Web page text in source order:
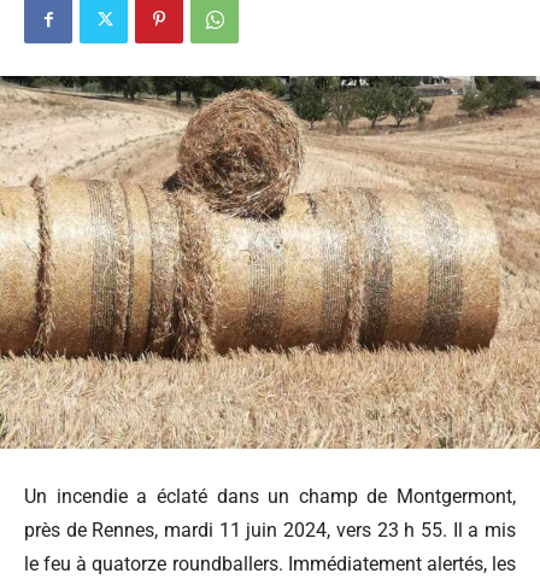
Un incendie a éclaté dans un champ de Montgermont,
près de Rennes, mardi 11 juin 2024, vers 23 h 55. Il a mis
le feu à quatorze roundballers. Immédiatement alertés, les